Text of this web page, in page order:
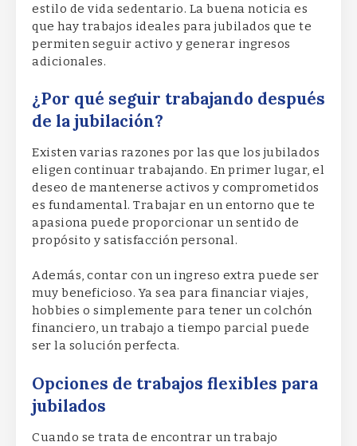
estilo de vida sedentario. La buena noticia es
que hay trabajos ideales para jubilados que te
permiten seguir activo y generar ingresos
adicionales.
¿Por qué seguir trabajando después
de la jubilación?
Existen varias razones por las que los jubilados
eligen continuar trabajando. En primer lugar, el
deseo de mantenerse activos y comprometidos
es fundamental. Trabajar en un entorno que te
apasiona puede proporcionar un sentido de
propósito y satisfacción personal.
Además, contar con un ingreso extra puede ser
muy beneficioso. Ya sea para financiar viajes,
hobbies o simplemente para tener un colchón
financiero, un trabajo a tiempo parcial puede
ser la solución perfecta.
Opciones de trabajos flexibles para
jubilados
Cuando se trata de encontrar un trabajo